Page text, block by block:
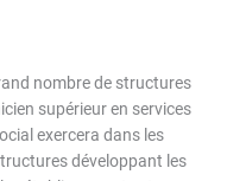
nombre de structures
supérieur en services
exercera dans les
développant les